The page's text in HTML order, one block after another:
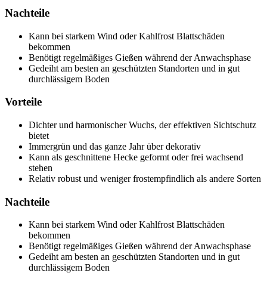
Nachteile
Kann bei starkem Wind oder Kahlfrost Blattschäden
bekommen
Benötigt regelmäßiges Gießen während der Anwachsphase
Gedeiht am besten an geschützten Standorten und in gut
durchlässigem Boden
Vorteile
Dichter und harmonischer Wuchs, der effektiven Sichtschutz
bietet
Immergrün und das ganze Jahr über dekorativ
Kann als geschnittene Hecke geformt oder frei wachsend
stehen
Relativ robust und weniger frostempfindlich als andere Sorten
Nachteile
Kann bei starkem Wind oder Kahlfrost Blattschäden
bekommen
Benötigt regelmäßiges Gießen während der Anwachsphase
Gedeiht am besten an geschützten Standorten und in gut
durchlässigem Boden